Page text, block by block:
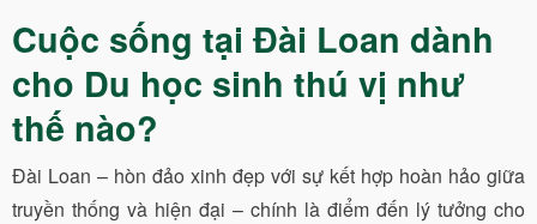
Cuộc sống tại Đài Loan dành
cho Du học sinh thú vị như
thế nào?
Đài Loan – hòn đảo xinh đẹp với sự kết hợp hoàn hảo giữa
truyền thống và hiện đại – chính là điểm đến lý tưởng cho